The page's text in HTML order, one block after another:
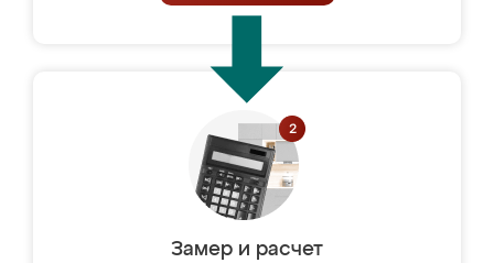
Замер и расчет